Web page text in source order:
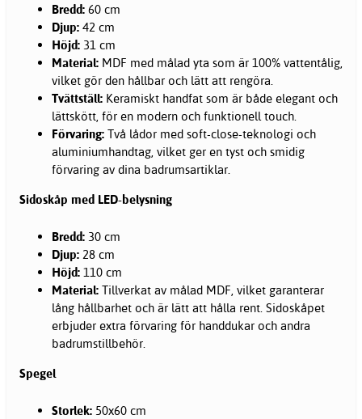
Bredd: 60 cm
Djup: 42 cm
Höjd: 31 cm
Material: MDF med målad yta som är 100% vattentålig,
vilket gör den hållbar och lätt att rengöra.
Tvättställ: Keramiskt handfat som är både elegant och
lättskött, för en modern och funktionell touch.
Förvaring: Två lådor med soft-close-teknologi och
aluminiumhandtag, vilket ger en tyst och smidig
förvaring av dina badrumsartiklar.
Sidoskåp med LED-belysning
Bredd: 30 cm
Djup: 28 cm
Höjd: 110 cm
Material: Tillverkat av målad MDF, vilket garanterar
lång hållbarhet och är lätt att hålla rent. Sidoskåpet
erbjuder extra förvaring för handdukar och andra
badrumstillbehör.
Spegel
Storlek: 50x60 cm